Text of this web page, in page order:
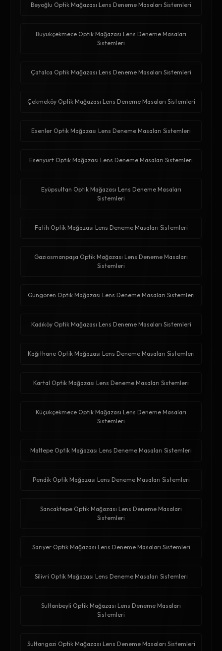
Beyoğlu Optik Mağazası Lens Deneme Masaları Sistemleri
Büyükçekmece Optik Mağazası Lens Deneme Masaları
Sistemleri
Çatalca Optik Mağazası Lens Deneme Masaları Sistemleri
Çekmeköy Optik Mağazası Lens Deneme Masaları Sistemleri
Esenler Optik Mağazası Lens Deneme Masaları Sistemleri
Esenyurt Optik Mağazası Lens Deneme Masaları Sistemleri
Eyüpsultan Optik Mağazası Lens Deneme Masaları
Sistemleri
Fatih Optik Mağazası Lens Deneme Masaları Sistemleri
Gaziosmanpaşa Optik Mağazası Lens Deneme Masaları
Sistemleri
Güngören Optik Mağazası Lens Deneme Masaları Sistemleri
Kadıköy Optik Mağazası Lens Deneme Masaları Sistemleri
Kağıthane Optik Mağazası Lens Deneme Masaları Sistemleri
Kartal Optik Mağazası Lens Deneme Masaları Sistemleri
Küçükçekmece Optik Mağazası Lens Deneme Masaları
Sistemleri
Maltepe Optik Mağazası Lens Deneme Masaları Sistemleri
Pendik Optik Mağazası Lens Deneme Masaları Sistemleri
Sancaktepe Optik Mağazası Lens Deneme Masaları
Sistemleri
Sarıyer Optik Mağazası Lens Deneme Masaları Sistemleri
Silivri Optik Mağazası Lens Deneme Masaları Sistemleri
Sultanbeyli Optik Mağazası Lens Deneme Masaları
Sistemleri
Sultangazi Optik Mağazası Lens Deneme Masaları Sistemleri